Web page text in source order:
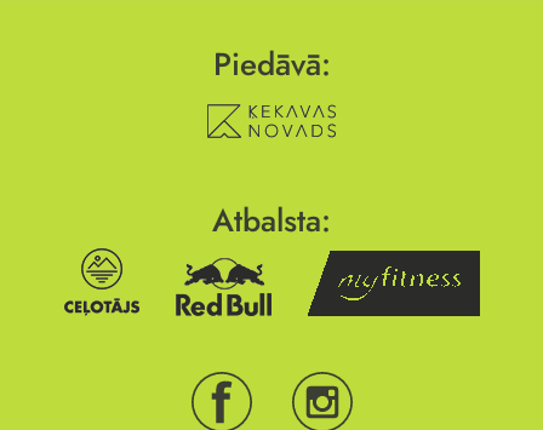
Piedāvā:
Atbalsta: